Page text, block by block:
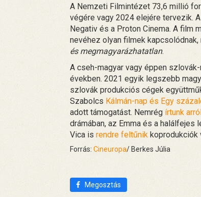
A Nemzeti Filmintézet 73,6 millió
végére vagy 2024 elejére tervezik.
Negativ és a Proton Cinema. A film
nevéhez olyan filmek kapcsolódnak,
és megmagyarázhatatlan.
A cseh-magyar vagy éppen
években. 2021 egyik legszebb
szlovák produkciós cégek
Szabolcs Kálmán-nap és Egy
adott támogatást. Nemrég írtunk
drámában, az Emma és a
Vica is rendre feltűnik koprodukciók
Forrás: Cineuropa/ Berkes Júlia
Megosztás